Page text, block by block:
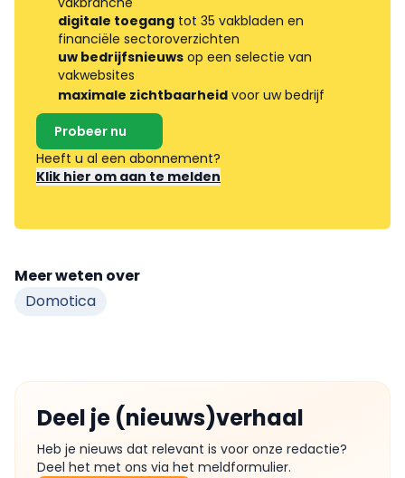
digitale toegang tot 35 vakbladen en
financiële sectoroverzichten
uw bedrijfsnieuws op een selectie van
vakwebsites
maximale zichtbaarheid voor uw bedrijf
Probeer nu
Heeft u al een abonnement?
Klik hier om aan te melden
Meer weten over
Domotica
Deel je (nieuws)verhaal
Heb je nieuws dat relevant is voor onze redactie?
Deel het met ons via het meldformulier.